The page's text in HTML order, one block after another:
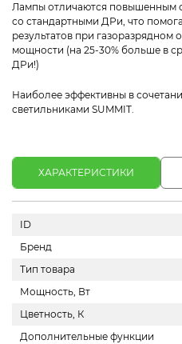
Лампы отличаются повышенным
со стандартными ДРи, что
результатов при газоразрядном
мощности (на 25-30% больше в
ДРи!)
Наиболее эффективны в
светильниками SUMMIT.
ХАРАКТЕРИСТИКИ
ID
Бренд
Тип товара
Мощность, Вт
Цветность, К
Дополнительные функции